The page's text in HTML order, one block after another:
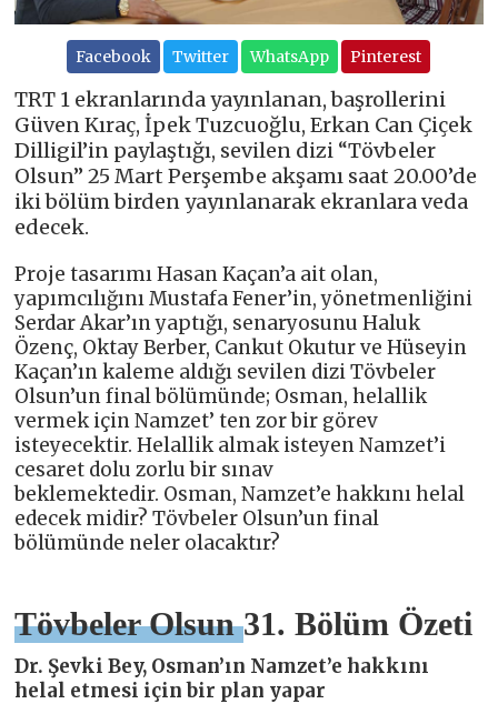
Facebook Twitter WhatsApp Pinterest
TRT 1 ekranlarında yayınlanan, başrollerini
Güven Kıraç, İpek Tuzcuoğlu, Erkan Can Çiçek
Dilligil’in paylaştığı, sevilen dizi “Tövbeler
Olsun” 25 Mart Perşembe akşamı saat 20.00’de
iki bölüm birden yayınlanarak ekranlara veda
edecek.
Proje tasarımı Hasan Kaçan’a ait olan,
yapımcılığını Mustafa Fener’in, yönetmenliğini
Serdar Akar’ın yaptığı, senaryosunu Haluk
Özenç, Oktay Berber, Cankut Okutur ve Hüseyin
Kaçan’ın kaleme aldığı sevilen dizi Tövbeler
Olsun’un final bölümünde; Osman, helallik
vermek için Namzet’ ten zor bir görev
isteyecektir. Helallik almak isteyen Namzet’i
cesaret dolu zorlu bir sınav
beklemektedir. Osman, Namzet’e hakkını helal
edecek midir? Tövbeler Olsun’un final
bölümünde neler olacaktır?
Tövbeler Olsun 31. Bölüm Özeti
Dr. Şevki Bey, Osman’ın Namzet’e hakkını
helal etmesi için bir plan yapar